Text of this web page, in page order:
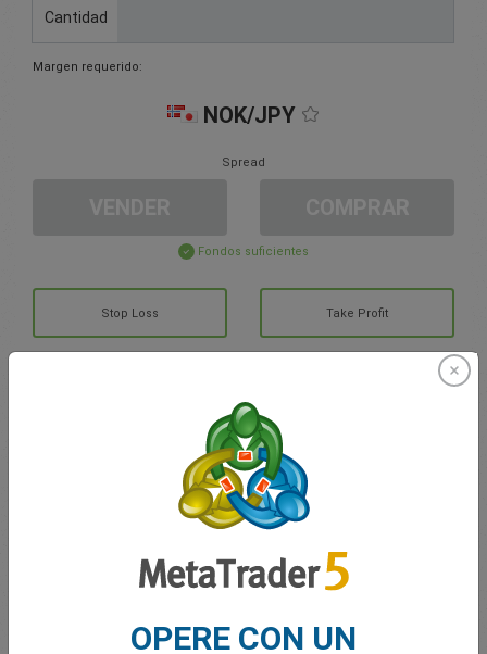
Cantidad
Margen requerido:
NOK/JPY
Spread
Fondos suficientes
Stop Loss Take Profit
Cree una cuenta de trading
OPERE CON UN